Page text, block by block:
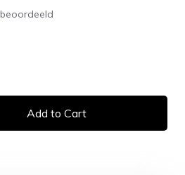
Add to Cart